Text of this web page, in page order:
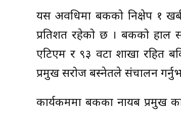
यस अवधिमा बैंकको निक्षेप १
प्रतिशत रहेको छ । बैंकको हाल
एटिएम र ९३ वटा शाखा रहित
प्रमुख सरोज बस्नेतले संचालन
कार्यकममा बैंकका नायब प्रमुख